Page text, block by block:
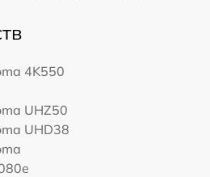
4K550
UHZ50
UHD38